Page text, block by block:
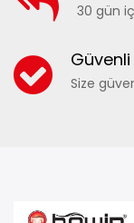
30 gün
Güvenli
Size